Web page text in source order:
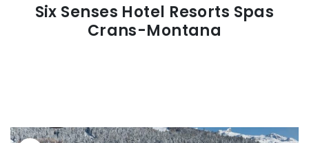
Six Senses Hotel Resorts Spas
Crans-Montana